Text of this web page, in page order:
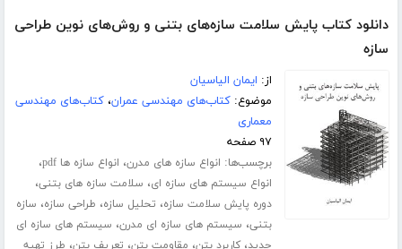
دانلود کتاب پایش سلامت سازه‌های بتنی و روش‌های نوین طراحی
سازه
از: ایمان الیاسیان
موضوع:کتاب‌های مهندسی عمران،کتاب‌های مهندسی
معماری
۹۷ صفحه
برچسب‌ها: انواع سازه های مدرن، انواع سازه ها pdf ،
انواع سیستم های سازه ای، سلامت سازه های بتنی،
دوره پایش سلامت سازه، تحلیل سازه، طراحی سازه، سازه
بتنی، سیستم های سازه ای مدرن، سیستم های سازه ای
جدید کاربرد بتن مقاومت بتن تعریف بتن طرز تهیه